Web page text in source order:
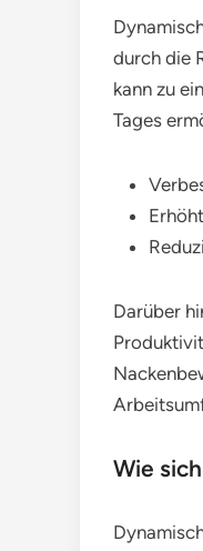
durch die
kann zu
Tages
Darüber
Wie